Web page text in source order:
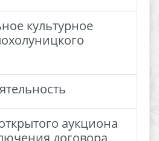
культурное
аукциона
договора